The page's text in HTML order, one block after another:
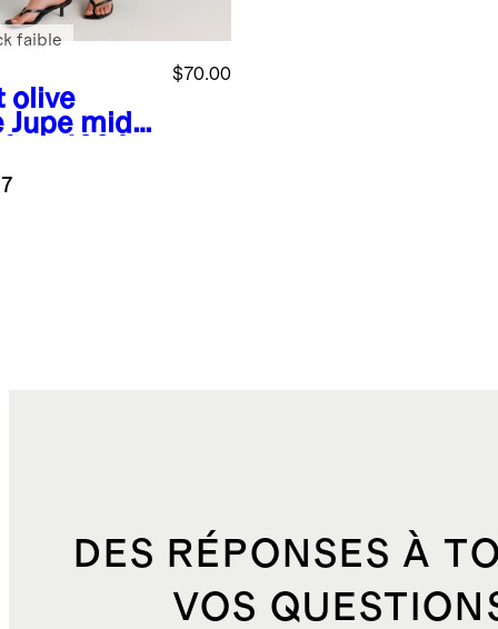
olive
Jupe midi
$70.00
faible
DES RÉPONSES À
VOS